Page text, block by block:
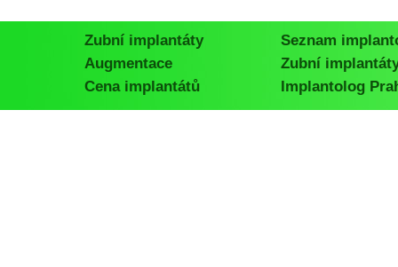
Zubní implantáty
Seznam
Augmentace
Zubní
Cena implantátů
Implantolog